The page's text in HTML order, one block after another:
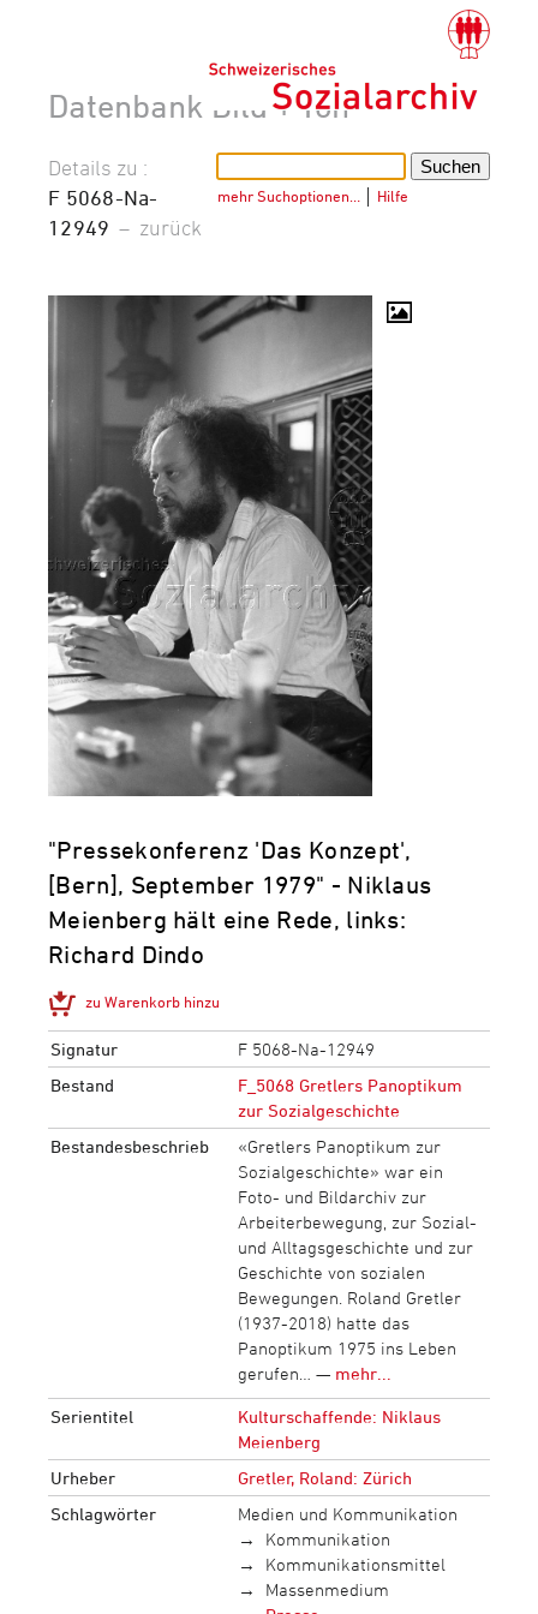
Datenbank Bild + Ton
mehr Suchoptionen… Hilfe
Details zu :
F 5068-Na-
12949 – zurück
"Pressekonferenz 'Das Konzept',
[Bern], September 1979" - Niklaus
Meienberg hält eine Rede, links:
Richard Dindo
zu Warenkorb hinzu
Signatur
F 5068-Na-12949
Bestand
F_5068 Gretlers Panoptikum
zur Sozialgeschichte
Bestandesbeschrieb
«Gretlers Panoptikum zur
Sozialgeschichte» war ein
Foto- und Bildarchiv zur
Arbeiterbewegung, zur Sozial-
und Alltagsgeschichte und zur
Geschichte von sozialen
Bewegungen. Roland Gretler
(1937-2018) hatte das
Panoptikum 1975 ins Leben
gerufen… — mehr...
Serientitel
Kulturschaffende: Niklaus
Meienberg
Urheber
Gretler, Roland: Zürich
Schlagwörter
Medien und Kommunikation
Kommunikation
Kommunikationsmittel
Massenmedium